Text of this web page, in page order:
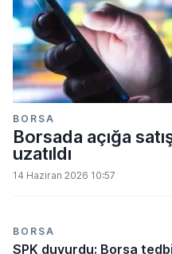
BORSA
Borsada açığa
uzatıldı
14 Haziran 2026 10:57
BORSA
SPK duyurdu: Borsa